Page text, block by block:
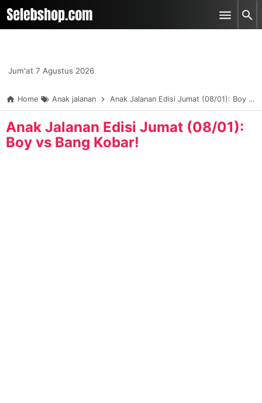
-->
Skip to main content
Jum'at 7 Agustus 2026
Home Anak jalanan Anak Jalanan Edisi Jumat (08/01): Boy vs Bang Kobar!
Anak Jalanan Edisi Jumat (08/01):
Boy vs Bang Kobar!